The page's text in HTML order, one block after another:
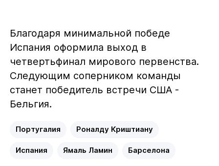
Благодаря минимальной победе
Испания оформила выход в
четвертьфинал мирового первенства.
Следующим соперником команды
станет победитель встречи США -
Бельгия.
Португалия Роналду Криштиану
Испания Ямаль Ламин Барселона